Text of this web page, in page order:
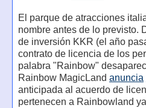
El parque de atracciones
nombre antes de lo previsto.
de inversión KKR (el año
contrato de licencia de los
palabra "Rainbow"
Rainbow MagicLand anuncia
anticipada al acuerdo de
pertenecen a Rainbowland